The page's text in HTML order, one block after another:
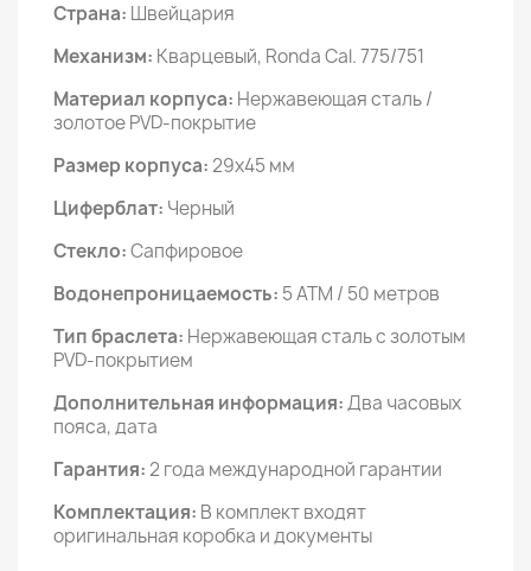
Страна: Швейцария
Механизм: Кварцевый, Ronda Cal. 775/751
Материал корпуса: Нержавеющая сталь /
золотое PVD-покрытие
Размер корпуса:29x45 мм
Циферблат: Черный
Стекло:Сапфировое
Водонепроницаемость: 5 АТМ / 50 метров
Тип браслета: Нержавеющая сталь с золотым
PVD-покрытием
Дополнительная информация:Два часовых
пояса, дата
Гарантия:2 года международной гарантии
Комплектация: В комплект входят
оригинальная коробка и документы